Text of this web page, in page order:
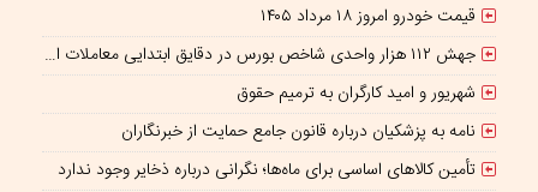
قیمت خودرو امروز ۱۸ مرداد ۱۴۰۵
جهش ۱۱۲ هزار واحدی شاخص بورس در دقایق ابتدایی معاملات امروز
شهریور و امید کارگران به ترمیم حقوق
نامه به پزشکیان درباره قانون جامع حمایت از خبرنگاران
تأمین کالاهای اساسی برای ماه‌ها؛ نگرانی درباره ذخایر وجود ندارد